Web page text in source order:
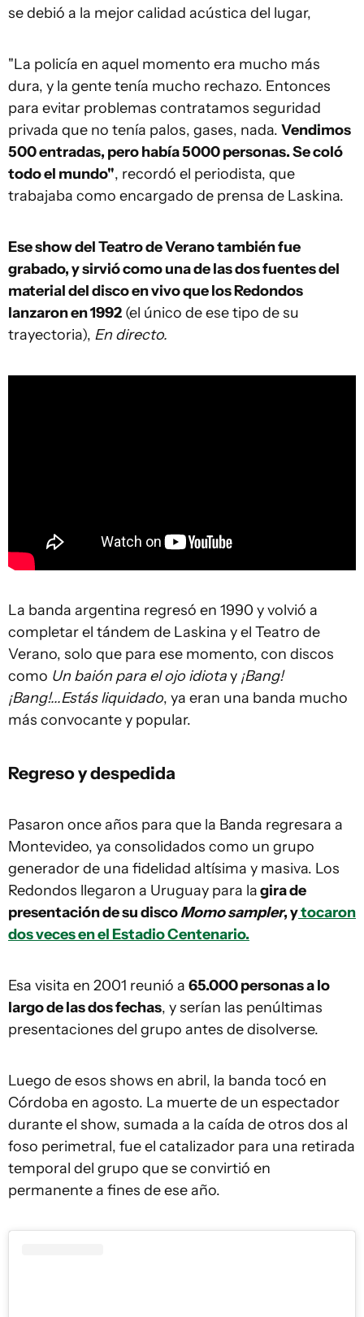
se debió a la mejor calidad acústica del lugar,
"La policía en aquel momento era mucho más
dura, y la gente tenía mucho rechazo. Entonces
para evitar problemas contratamos seguridad
privada que no tenía palos, gases, nada. Vendimos
500 entradas, pero había 5000 personas. Se coló
todo el mundo", recordó el periodista, que
trabajaba como encargado de prensa de Laskina.
Ese show del Teatro de Verano también fue
grabado, y sirvió como una de las dos fuentes del
material del disco en vivo que los Redondos
lanzaron en 1992 (el único de ese tipo de su
trayectoria), En directo.
La banda argentina regresó en 1990 y volvió a
completar el tándem de Laskina y el Teatro de
Verano, solo que para ese momento, con discos
como Un baión para el ojo idiotay ¡Bang!
¡Bang!...Estás liquidado, ya eran una banda mucho
más convocante y popular.
Regreso y despedida
Pasaron once años para que la Banda regresara a
Montevideo, ya consolidados como un grupo
generador de una fidelidad altísima y masiva. Los
Redondos llegaron a Uruguay para lagira de
presentación de su discoMomo sampler, ytocaron
dos veces en el Estadio Centenario.
Esa visita en 2001 reunió a 65.000 personas a lo
largo de las dos fechas, y serían las penúltimas
presentaciones del grupo antes de disolverse.
Luego de esos shows en abril, la banda tocó en
Córdoba en agosto. La muerte de un espectador
durante el show, sumada a la caída de otros dos al
foso perimetral, fue el catalizador para una retirada
temporal del grupo que se convirtió en
permanente a fines de ese año.